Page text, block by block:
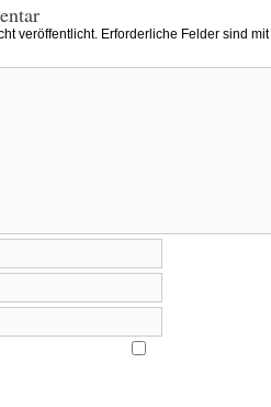
veröffentlicht. Erforderliche Felder sind mit